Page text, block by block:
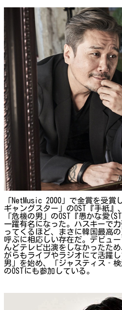
「NetMusic 2000」で金賞を受賞
ギャングスター」のOST『手紙』
「危機の男」のOST『愚かな愛
一躍有名になった。ハスキーで
ってくるほど、まさに韓国最高
呼ぶに相応しい存在だ。デビュ
んどテレビ出演をしなかったた
がらもライブやラジオにて活躍
男」を始め、「ジャスティス‐
のOSTにも参加している。